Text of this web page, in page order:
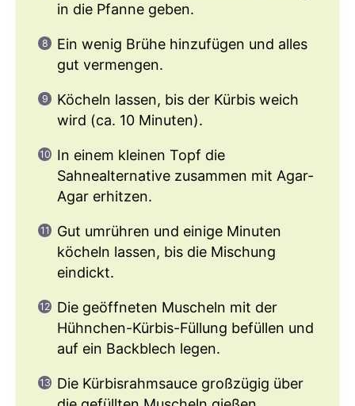
in die Pfanne geben.
Ein wenig Brühe hinzufügen und alles
gut vermengen.
Köcheln lassen, bis der Kürbis weich
wird (ca. 10 Minuten).
In einem kleinen Topf die
Sahnealternative zusammen mit Agar-
Agar erhitzen.
Gut umrühren und einige Minuten
köcheln lassen, bis die Mischung
eindickt.
Die geöffneten Muscheln mit der
Hühnchen-Kürbis-Füllung befüllen und
auf ein Backblech legen.
Die Kürbisrahmsauce großzügig über